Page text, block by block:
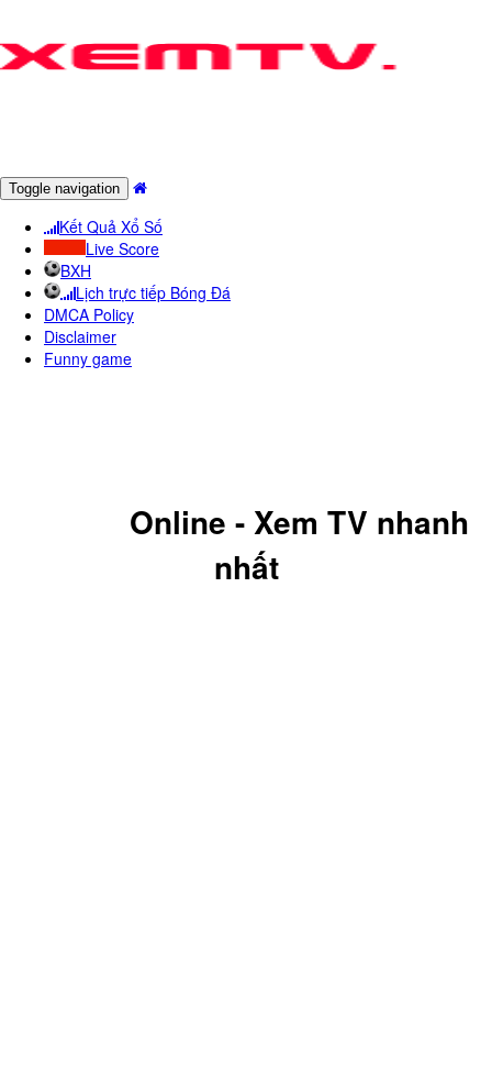
Toggle navigation
Kết Quả Xổ Số
Live Score
BXH
Lịch trực tiếp Bóng Đá
DMCA Policy
Disclaimer
Funny game
Online - Xem TV nhanh
nhất